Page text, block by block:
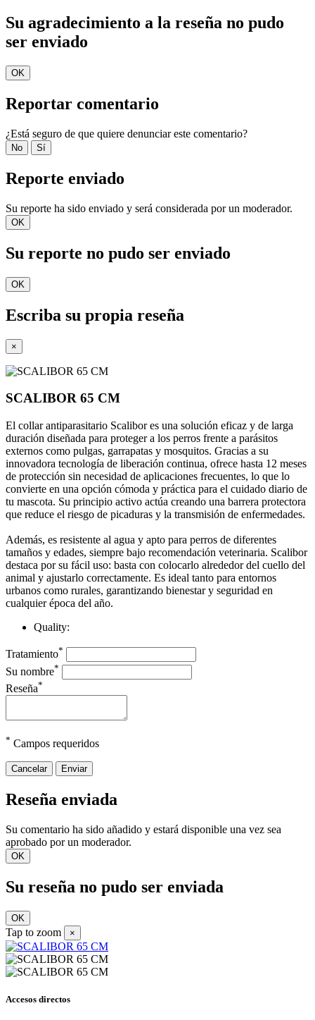
Su agradecimiento a la reseña no pudo
ser enviado
OK
Reportar comentario
¿Está seguro de que quiere denunciar este comentario?
No Sí
Reporte enviado
Su reporte ha sido enviado y será considerada por un moderador.
OK
Su reporte no pudo ser enviado
OK
Escriba su propia reseña
×
SCALIBOR 65 CM
El collar antiparasitario Scalibor es una solución eficaz y de larga
duración diseñada para proteger a los perros frente a parásitos
externos como pulgas, garrapatas y mosquitos. Gracias a su
innovadora tecnología de liberación continua, ofrece hasta 12 meses
de protección sin necesidad de aplicaciones frecuentes, lo que lo
convierte en una opción cómoda y práctica para el cuidado diario de
tu mascota. Su principio activo actúa creando una barrera protectora
que reduce el riesgo de picaduras y la transmisión de enfermedades.
Además, es resistente al agua y apto para perros de diferentes
tamaños y edades, siempre bajo recomendación veterinaria. Scalibor
destaca por su fácil uso: basta con colocarlo alrededor del cuello del
animal y ajustarlo correctamente. Es ideal tanto para entornos
urbanos como rurales, garantizando bienestar y seguridad en
cualquier época del año.
Quality:
Tratamiento*
Su nombre*
Reseña*
* Campos requeridos
Cancelar Enviar
Reseña enviada
Su comentario ha sido añadido y estará disponible una vez sea
aprobado por un moderador.
OK
Su reseña no pudo ser enviada
OK
Tap to zoom ×
Accesos directos